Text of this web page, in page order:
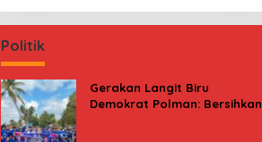
Politik
Gerakan Langit Biru
Demokrat Polman: Bersihkan